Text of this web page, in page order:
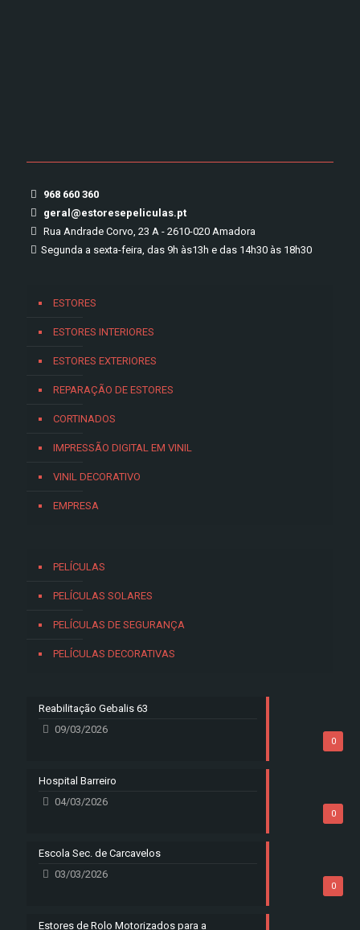
968 660 360
geral@estoresepeliculas.pt
Rua Andrade Corvo, 23 A - 2610-020 Amadora
Segunda a sexta-feira, das 9h às13h e das 14h30 às 18h30
ESTORES
ESTORES INTERIORES
ESTORES EXTERIORES
REPARAÇÃO DE ESTORES
CORTINADOS
IMPRESSÃO DIGITAL EM VINIL
VINIL DECORATIVO
EMPRESA
PELÍCULAS
PELÍCULAS SOLARES
PELÍCULAS DE SEGURANÇA
PELÍCULAS DECORATIVAS
0
Reabilitação Gebalis 63
09/03/2026
0
Hospital Barreiro
04/03/2026
0
Escola Sec. de Carcavelos
03/03/2026
Estores de Rolo Motorizados para a